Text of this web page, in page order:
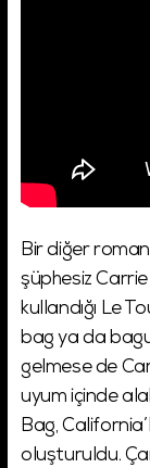
Bir diğer
şüphesiz Carrie
kullandığı Le
bag ya da
gelmese de
uyum içinde
Bag,
oluşturuldu.